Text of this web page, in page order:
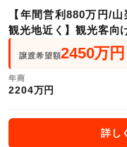
【年間営利880万円/
観光地近く】観光客向
譲渡希望額2450万円
年商
2204万円
詳し